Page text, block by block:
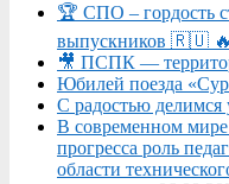
🏆 СПО – гордость
выпускников 🇷🇺 🔥
🎥 ПСПК —
Юбилей поезда
С радостью делимся
В современном мире
прогресса роль
области